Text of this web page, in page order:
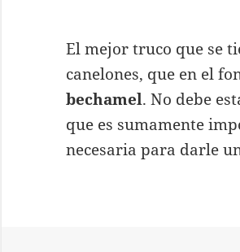
El mejor truco que se
canelones, que en el
bechamel. No debe
que es sumamente
necesaria para darle